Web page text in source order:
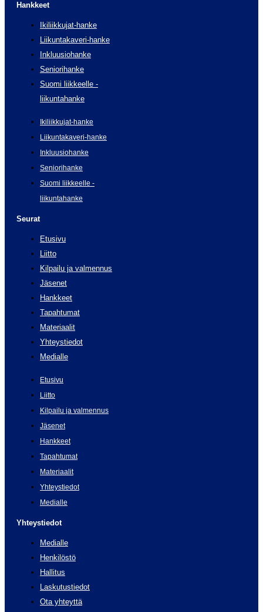
Hankkeet
Ikiliikkujat-hanke
Liikuntakaveri-hanke
Inkluusiohanke
Seniorihanke
Suomi liikkeelle -
liikuntahanke
Ikiliikkujat-hanke
Liikuntakaveri-hanke
Inkluusiohanke
Seniorihanke
Suomi liikkeelle -
liikuntahanke
Seurat
Etusivu
Liitto
Kilpailu ja valmennus
Jäsenet
Hankkeet
Tapahtumat
Materiaalit
Yhteystiedot
Medialle
Etusivu
Liitto
Kilpailu ja valmennus
Jäsenet
Hankkeet
Tapahtumat
Materiaalit
Yhteystiedot
Medialle
Yhteystiedot
Medialle
Henkilöstö
Hallitus
Laskutustiedot
Ota yhteyttä